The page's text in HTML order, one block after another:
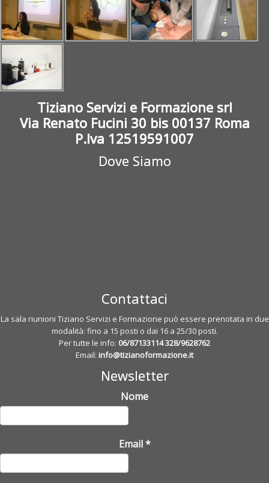
Tiziano Servizi e Formazione srl
Via Renato Fucini 30 bis 00137 Roma
P.Iva 12519591007
Dove Siamo
Contattaci
La sala riunioni Tiziano Servizi e Formazione può essere prenotata in due
modalità: fino a 15 posti o dai 16 a 25/30 posti.
Per tutte le info: 06/87133114328/9628762
Email: info@tizianoformazione.it
Newsletter
Nome
Email*